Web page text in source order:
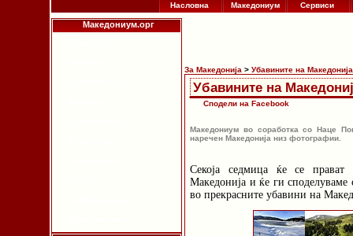
Насловна Македониум Сервиси
Македониум.орг
За Македонија > Убавините на Македонија
Убавините на
Сподели на Facebook
Македониум во соработка со Наце
наречен Македонија низ фотографии.
Секоја седмица ќе се
Македонија и ќе ги
во прекрасните убавини на